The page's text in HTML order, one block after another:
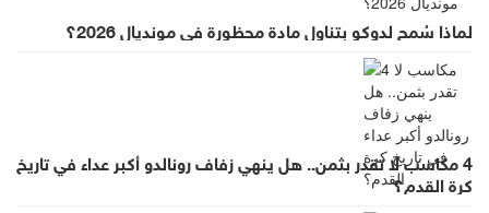
لماذا سُمح لدوكو بتناول مادة محظورة في مونديال 2026؟
4 مكاسب لا تقدر بثمن.. هل ينهي زفاف رونالدو أكبر عداء في تاريخ
كرة القدم؟